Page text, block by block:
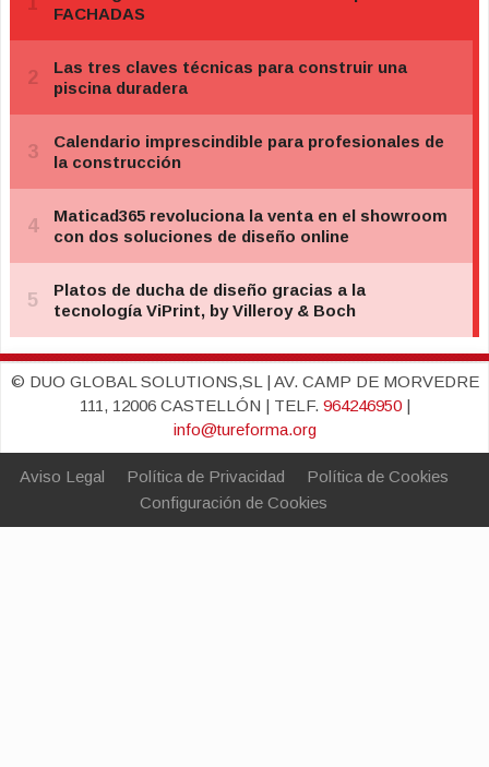
© DUO GLOBAL SOLUTIONS,SL | AV. CAMP DE MORVEDRE
111, 12006 CASTELLÓN | TELF. 964246950|
info@tureforma.org
Aviso Legal Política de Privacidad
Política de Cookies
Configuración de Cookies